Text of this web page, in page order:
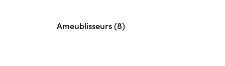
Ameublisseurs (8)